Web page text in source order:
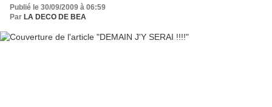
Publié le 30/09/2009 à 06:59
Par LA DECO DE BEA